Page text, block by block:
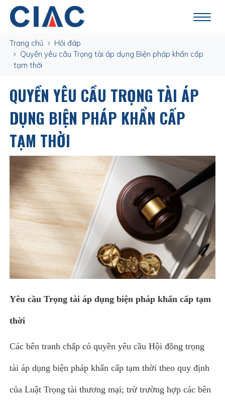
Trang chủ
Hỏi đáp
Quyền yêu cầu Trọng tài áp dụng Biện pháp khẩn cấp
tạm thời
QUYỀN YÊU CẦU TRỌNG TÀI ÁP
DỤNG BIỆN PHÁP KHẨN CẤP
TẠM THỜI
Yêu cầu Trọng tài áp dụng biện pháp khẩn cấp tạm
thời
Các bên tranh chấp có quyền yêu cầu Hội đồng trọng
tài áp dụng biện pháp khẩn cấp tạm thời theo quy định
của Luật Trọng tài thương mại; trừ trường hợp các bên